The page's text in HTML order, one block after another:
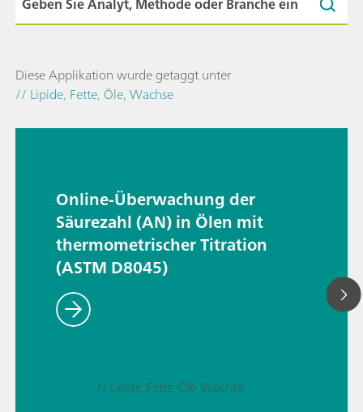
Diese Applikation wurde getaggt unter
// Lipide, Fette, Öle, Wachse
Online-Überwachung der
Säurezahl (AN) in Ölen mit
thermometrischer Titration
(ASTM D8045)
// Lipide, Fette, Öle, Wachse